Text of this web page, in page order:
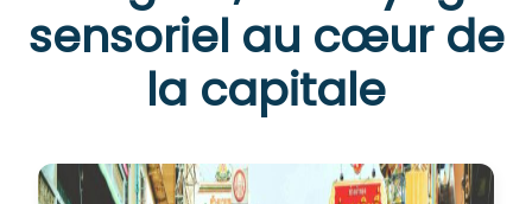
sensoriel au cœur de
la capitale